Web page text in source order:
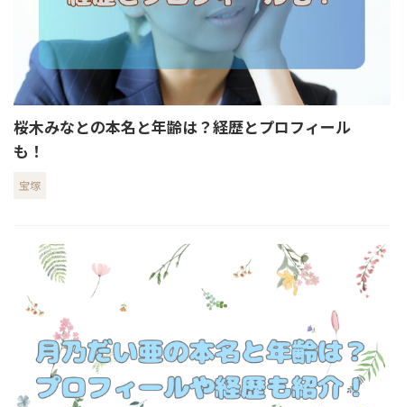
桜木みなとの本名と年齢は？経歴とプロフィール
も！
宝塚